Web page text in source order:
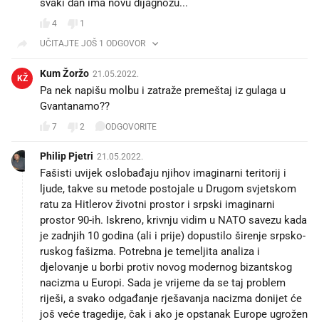
svaki dan ima novu dijagnozu...
4
1
UČITAJTE JOŠ 1 ODGOVOR
KŽ Kum Žoržo 21.05.2022.
Pa nek napišu molbu i zatraže premeštaj iz gulaga u
Gvantanamo??
7 2 ODGOVORITE
Philip Pjetri 21.05.2022.
Fašisti uvijek oslobađaju njihov imaginarni teritorij i
ljude, takve su metode postojale u Drugom svjetskom
ratu za Hitlerov životni prostor i srpski imaginarni
prostor 90-ih. Iskreno, krivnju vidim u NATO savezu kada
je zadnjih 10 godina (ali i prije) dopustilo širenje srpsko-
ruskog fašizma. Potrebna je temeljita analiza i
djelovanje u borbi protiv novog modernog bizantskog
nacizma u Europi. Sada je vrijeme da se taj problem
riješi, a svako odgađanje rješavanja nacizma donijet će
još veće tragedije, čak i ako je opstanak Europe ugrožen